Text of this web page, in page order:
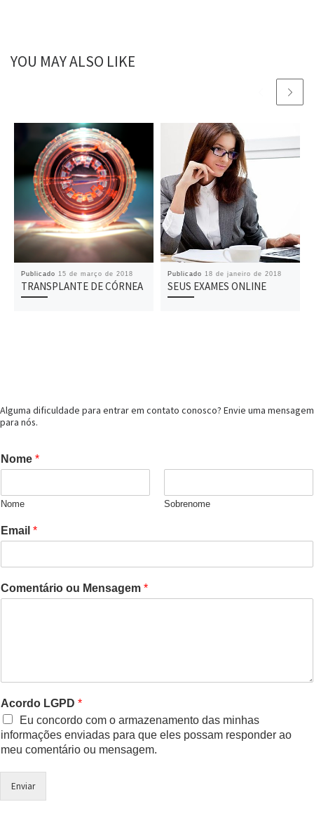
YOU MAY ALSO LIKE
Publicado 15 de março de 2018
TRANSPLANTE DE CÓRNEA
Publicado 18 de janeiro de 2018
SEUS EXAMES ONLINE
Alguma dificuldade para entrar em contato conosco? Envie uma mensagem
para nós.
Nome *
Nome Sobrenome
Email *
Comentário ou Mensagem *
Acordo LGPD *
Eu concordo com o armazenamento das minhas
informações enviadas para que eles possam responder ao
meu comentário ou mensagem.
Enviar